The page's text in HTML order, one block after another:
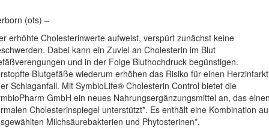
(ots) –
erhöhte Cholesterinwerte aufweist, verspürt zunächst keine
Dabei kann ein Zuviel an Cholesterin im Blut
und in der Folge Bluthochdruck begünstigen.
Blutgefäße wiederum erhöhen das Risiko für einen Herzinfarkt
Schlaganfall. Mit SymbioLife® Cholesterin Control bietet die
GmbH ein neues Nahrungsergänzungsmittel an, das
Cholesterinspiegel unterstützt*. Es enthält eine Kombination
Milchsäurebakterien und Phytosterinen*.